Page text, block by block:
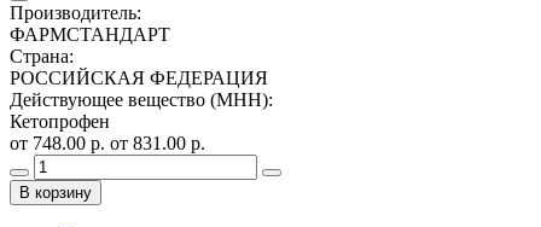
Производитель:
ФАРМСТАНДАРТ
Страна:
РОССИЙСКАЯ ФЕДЕРАЦИЯ
Действующее вещество (МНН):
Кетопрофен
от 748.00 р. от 831.00 р.
В корзину